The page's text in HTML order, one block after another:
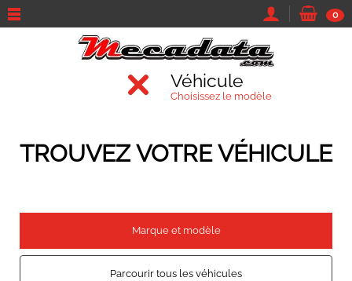
0
Véhicule
Choisissez le modèle
TROUVEZ VOTRE VÉHICULE
Marque et modèle
Parcourir tous les véhicules